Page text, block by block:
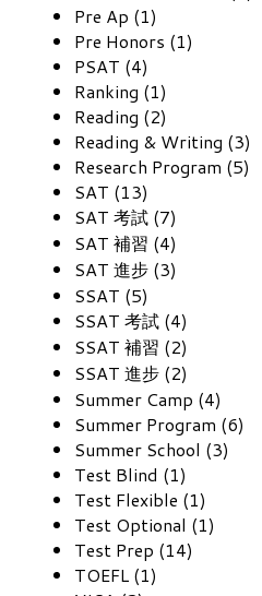
Pre Ap (1)
Pre Honors (1)
PSAT (4)
Ranking (1)
Reading (2)
Reading & Writing (3)
Research Program (5)
SAT (13)
SAT 考試 (7)
SAT 補習 (4)
SAT 進步 (3)
SSAT (5)
SSAT 考試 (4)
SSAT 補習 (2)
SSAT 進步 (2)
Summer Camp (4)
Summer Program (6)
Summer School (3)
Test Blind (1)
Test Flexible (1)
Test Optional (1)
Test Prep (14)
TOEFL (1)